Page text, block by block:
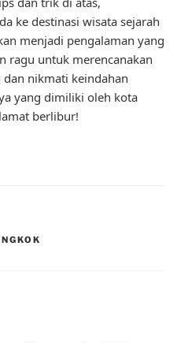
ke destinasi wisata sejarah
menjadi pengalaman yang
ragu untuk merencanakan
dan nikmati keindahan
yang dimiliki oleh kota
berlibur!